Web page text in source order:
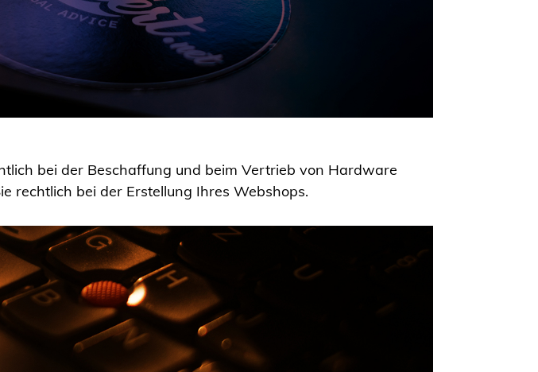
bei der Beschaffung und beim Vertrieb von Hardware
rechtlich bei der Erstellung Ihres Webshops.